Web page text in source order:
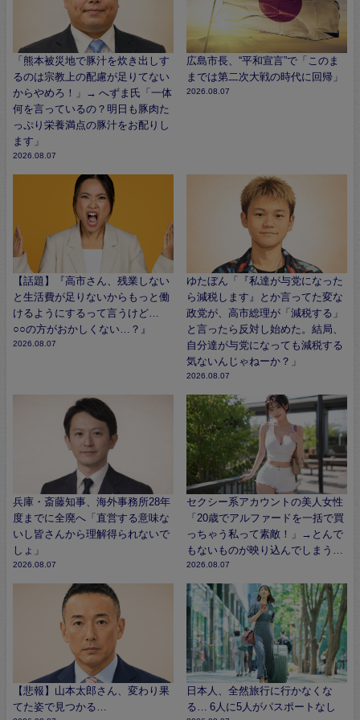
「熊本被災地で豚汁を炊き出しす
るのは宗教上の配慮が足りてない
からやめろ！」→ へずま氏「一体
何を言っているの？明日も豚肉た
っぷり栄養満点の豚汁をお配りし
ます」
2026.08.07
広島市長、“平和宣言”で「このま
までは第二次大戦の時代に回帰」
2026.08.07
【話題】『高市さん、残業しない
と生活費が足りないからもっと働
けるようにするって言うけど…
○○の方がおかしくない…？』
2026.08.07
ゆたぼん「『私達が与党になった
ら減税します』とか言ってた変な
政党が、高市総理が「減税する」
と言ったら反対し始めた。結局、
自分達が与党になっても減税する
気ないんじゃねーか？」
2026.08.07
兵庫・斎藤知事、海外事務所28年
度までに全廃へ「直営する意味な
いし皆さんから理解得られないで
しょ」
2026.08.07
セクシー系アカウントの美人女性
「20歳でアルファードを一括で買
っちゃう私って素敵！」→とんで
もないものが映り込んでしまう…
2026.08.07
【悲報】山本太郎さん、変わり果
てた姿で見つかる…
日本人、全然旅行に行かなくな
る… 6人に5人がパスポートなし